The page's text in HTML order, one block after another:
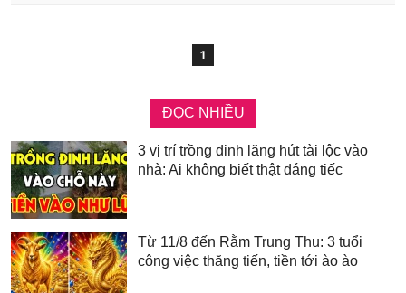
1
ĐỌC NHIỀU
3 vị trí trồng đinh lăng hút tài lộc vào
nhà: Ai không biết thật đáng tiếc
Từ 11/8 đến Rằm Trung Thu: 3 tuổi
công việc thăng tiến, tiền tới ào ào